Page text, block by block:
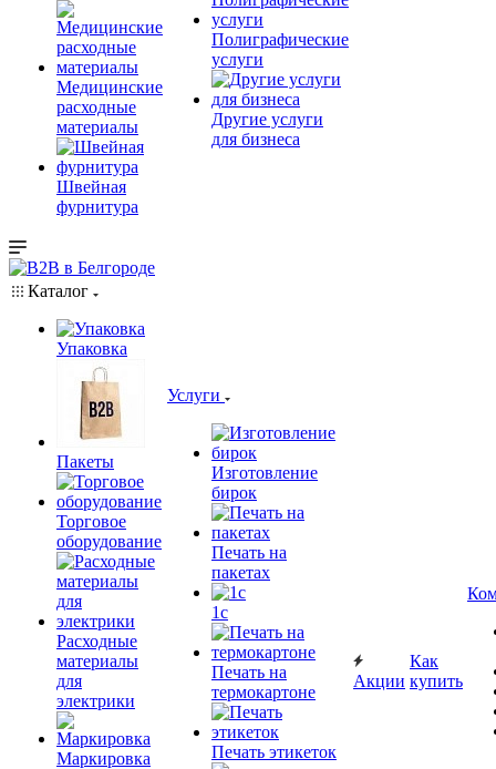
Медицинские
расходные
материалы
Швейная
фурнитура
Полиграфические
услуги
Другие услуги
для бизнеса
Каталог
Упаковка
Пакеты
Торговое
оборудование
Расходные
материалы
для
электрики
Маркировка
Услуги
Изготовление
бирок
Печать на
пакетах
1c
Печать на
термокартоне
Печать этикеток
Акции
Как
купить